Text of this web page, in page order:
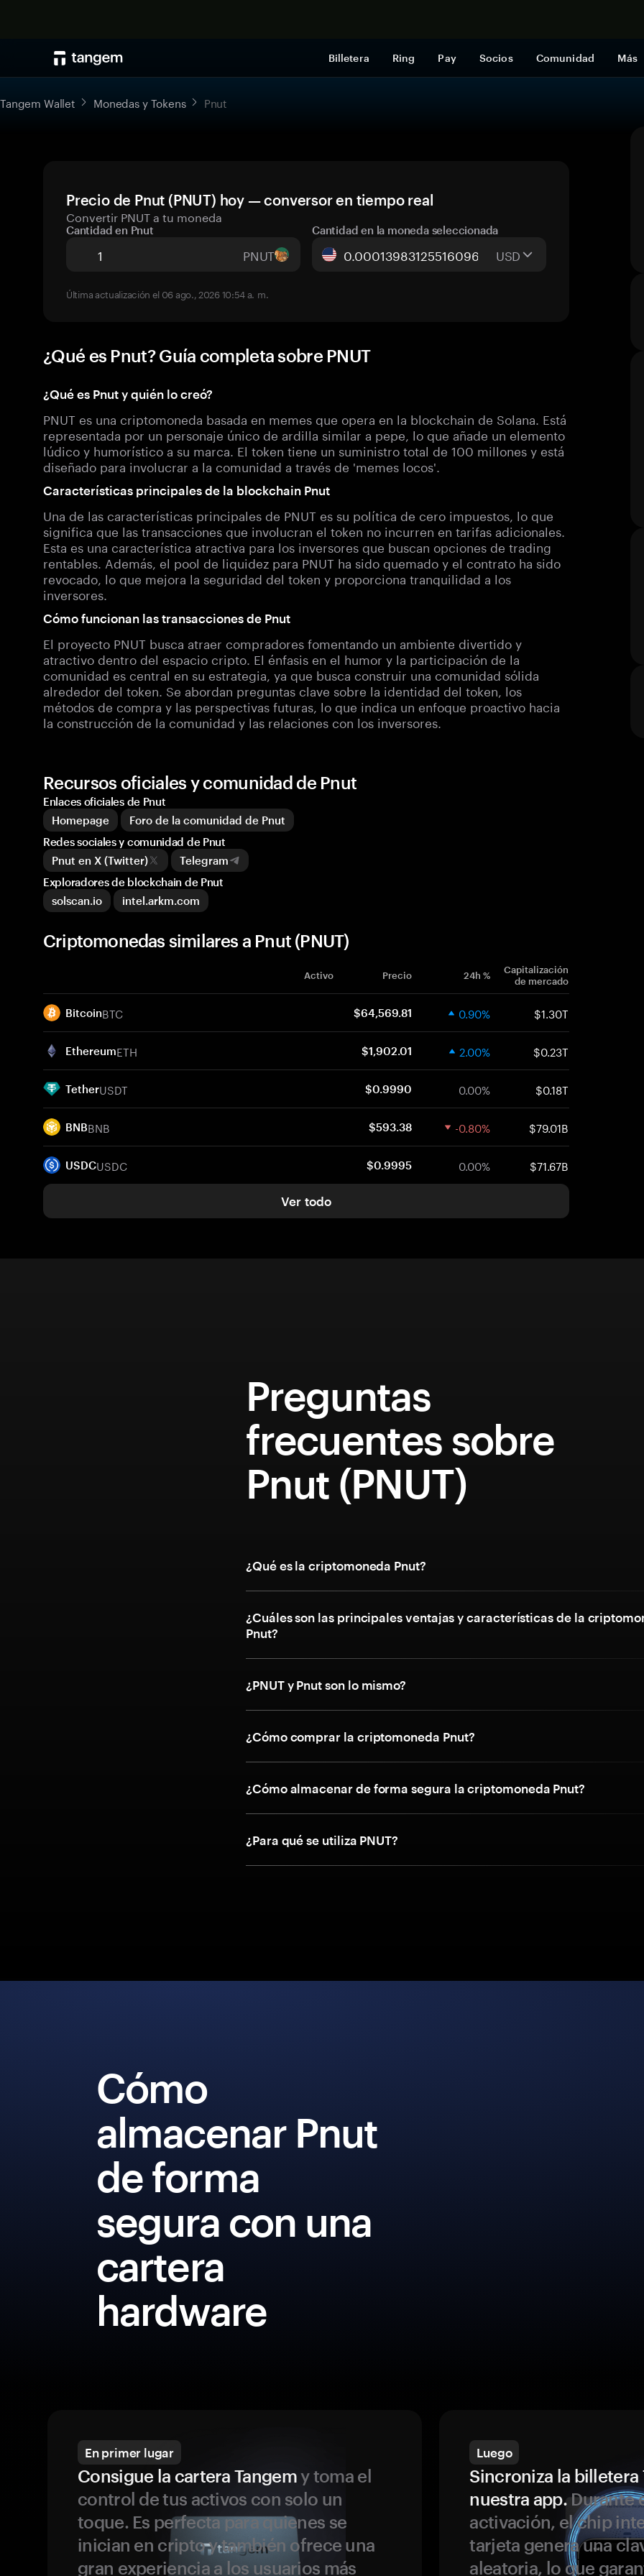
Billetera Ring Pay Socios Comunidad Más
Tangem Wallet Monedas y Tokens Pnut
Precio de Pnut (PNUT) hoy — conversor en tiempo real
Convertir PNUT a tu moneda
Cantidad en Pnut
PNUT
Cantidad en la moneda seleccionada
USD
Última actualización el 06 ago., 2026 10:54 a. m.
¿Qué es Pnut? Guía completa sobre PNUT
¿Qué es Pnut y quién lo creó?
PNUT es una criptomoneda basada en memes que opera en la blockchain de Solana. Está
representada por un personaje único de ardilla similar a pepe, lo que añade un elemento
lúdico y humorístico a su marca. El token tiene un suministro total de 100 millones y está
diseñado para involucrar a la comunidad a través de 'memes locos'.
Características principales de la blockchain Pnut
Una de las características principales de PNUT es su política de cero impuestos, lo que
significa que las transacciones que involucran el token no incurren en tarifas adicionales.
Esta es una característica atractiva para los inversores que buscan opciones de trading
rentables. Además, el pool de liquidez para PNUT ha sido quemado y el contrato ha sido
revocado, lo que mejora la seguridad del token y proporciona tranquilidad a los
inversores.
Cómo funcionan las transacciones de Pnut
El proyecto PNUT busca atraer compradores fomentando un ambiente divertido y
atractivo dentro del espacio cripto. El énfasis en el humor y la participación de la
comunidad es central en su estrategia, ya que busca construir una comunidad sólida
alrededor del token. Se abordan preguntas clave sobre la identidad del token, los
métodos de compra y las perspectivas futuras, lo que indica un enfoque proactivo hacia
la construcción de la comunidad y las relaciones con los inversores.
Recursos oficiales y comunidad de Pnut
Enlaces oficiales de Pnut
Homepage
Foro de la comunidad de Pnut
Redes sociales y comunidad de Pnut
Pnut en X (Twitter)
Telegram
Exploradores de blockchain de Pnut
solscan.io
intel.arkm.com
Criptomonedas similares a Pnut (PNUT)
Activo Precio 24h %
Capitalización
de mercado
BitcoinBTC $64,569.81 0.90% $1.30T
EthereumETH $1,902.01 2.00% $0.23T
TetherUSDT $0.9990 0.00% $0.18T
BNBBNB $593.38 -0.80% $79.01B
USDCUSDC $0.9995 0.00% $71.67B
Ver todo
Preguntas
frecuentes sobre
Pnut (PNUT)
¿Qué es la criptomoneda Pnut?
¿Cuáles son las principales ventajas y características de la
Pnut?
¿PNUT y Pnut son lo mismo?
¿Cómo comprar la criptomoneda Pnut?
¿Cómo almacenar de forma segura la criptomoneda Pnut?
¿Para qué se utiliza PNUT?
Cómo
almacenar Pnut
de forma
segura con una
cartera
hardware
En primer lugar
Consigue la cartera Tangemy toma el
control de tus activos con solo un
toque. Es perfecta para quienes se
inician en cripto y también ofrece una
gran experiencia a los usuarios más
Luego
Sincroniza la billetera
nuestra app.Durante
activación, el chip
tarjeta genera una
aleatoria, lo que